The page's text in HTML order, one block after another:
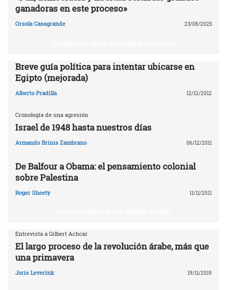
ganadoras en este proceso»
Orsola Casagrande 23/08/2025
Breve guía política para intentar ubicarse en
Egipto (mejorada)
Alberto Pradilla 12/12/2012
Cronología de una agresión
Israel de 1948 hasta nuestros días
Armando Brinis Zambrano 06/12/2011
De Balfour a Obama: el pensamiento colonial
sobre Palestina
Roger Sheety 11/11/2011
Entrevista a Gilbert Achcar
El largo proceso de la revolución árabe, más que
una primavera
Joris Leverink 19/11/2019